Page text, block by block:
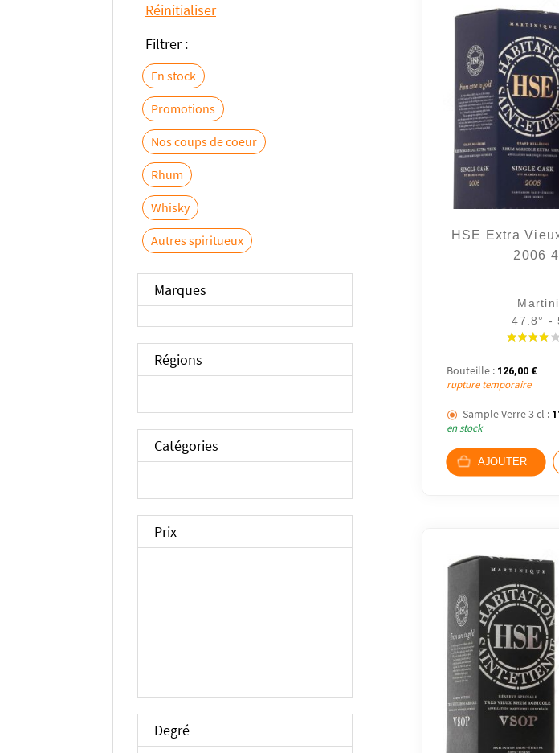
Réinitialiser
Filtrer :
En stock
Promotions
Nos coups de coeur
Rhum
Whisky
Autres spiritueux
Marques
Régions
Catégories
Prix
Degré
HSE Extra
2006
47.8° -
Bouteille : 126,00 €
rupture temporaire
Sample Verre 3 cl :
en stock
AJOUTER